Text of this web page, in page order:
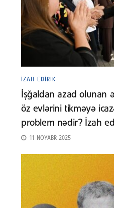
İZAH EDIRIK
İşğaldan azad olunan
öz evlərini tikməyə
problem nədir? İzah
11 NOYABR 2025